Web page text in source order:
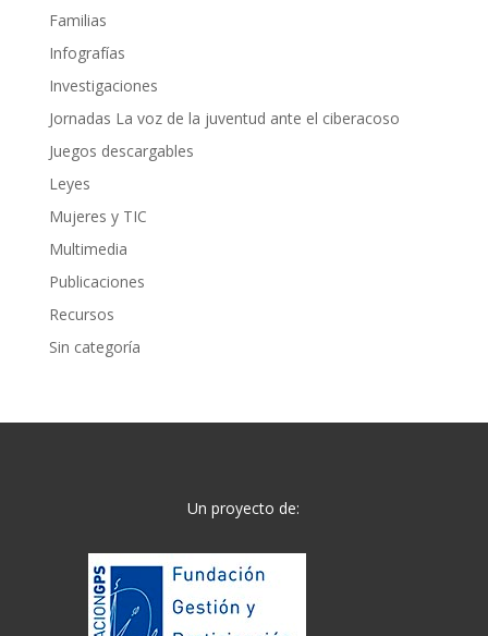
Familias
Infografías
Investigaciones
Jornadas La voz de la juventud ante el ciberacoso
Juegos descargables
Leyes
Mujeres y TIC
Multimedia
Publicaciones
Recursos
Sin categoría
Un proyecto de: